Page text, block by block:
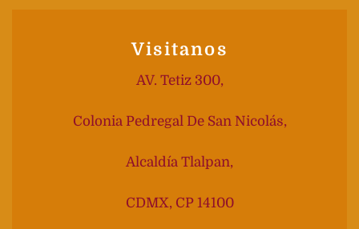
Visitanos
AV. Tetiz 300,
Colonia Pedregal De San Nicolás,
Alcaldía Tlalpan,
CDMX, CP 14100